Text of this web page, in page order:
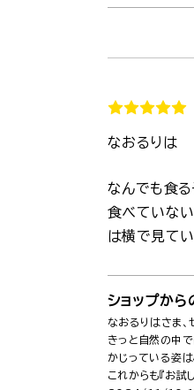
なおるりは
なんでも食
食べていな
は横で見てい
ショップから
なおるりはさま、
きっと自然の中
かじっている姿
これからも『お試